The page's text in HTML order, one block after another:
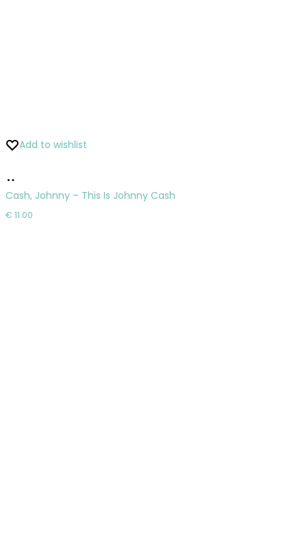
Add to wishlist
do
košíka
Cash, Johnny – This Is Johnny Cash
€ 11.00